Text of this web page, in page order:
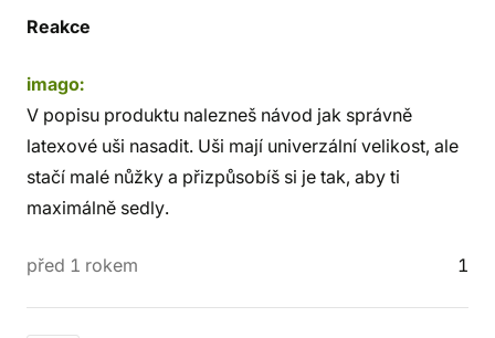
Reakce
imago:
V popisu produktu nalezneš návod jak správně
latexové uši nasadit. Uši mají univerzální velikost, ale
stačí malé nůžky a přizpůsobíš si je tak, aby ti
maximálně sedly.
před 1 rokem 1